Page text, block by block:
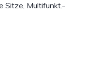
Sitze, Multifunkt.-